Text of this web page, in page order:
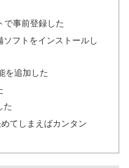
で事前登録した
フトをインストールし
を追加した
た
てしまえばカンタン